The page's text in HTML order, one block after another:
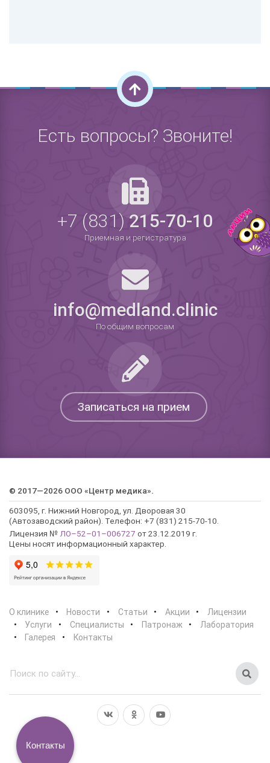
Есть вопросы? Звоните!
+7 (831)215-70-10
Приемная и регистратура
info@medland.clinic
По общим вопросам
Записаться на прием
© 2017—2026 ООО «Центр медика».
603095, г. Нижний Новгород, ул. Дворовая 30
(Автозаводский район). Телефон: +7 (831) 215-70-10.
Лицензия № ЛО–52–01–006727 от 23.12.2019 г.
Цены носят информационный характер.
О клинике Новости Статьи Акции
Лицензии
Услуги
Специалисты Патронаж
Лаборатория
Галерея
Контакты
Контакты